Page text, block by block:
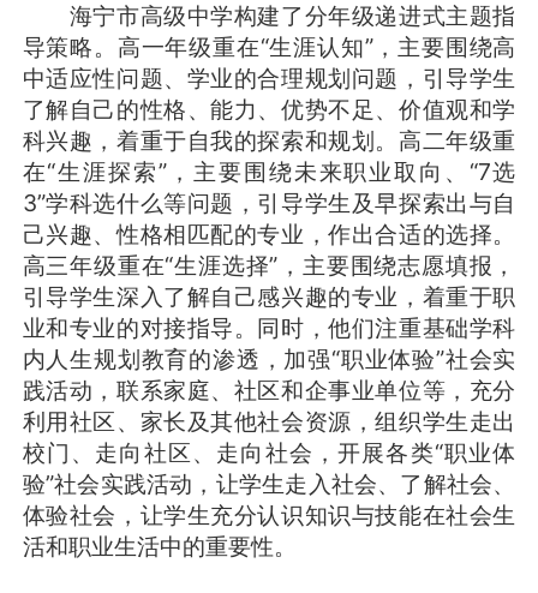
海宁市高级中学构建了分年级递进式主题指
导策略。高一年级重在“生涯认知”，主要围绕高
中适应性问题、学业的合理规划问题，引导学生
了解自己的性格、能力、优势不足、价值观和学
科兴趣，着重于自我的探索和规划。高二年级重
在“生涯探索”，主要围绕未来职业取向、“7选
3”学科选什么等问题，引导学生及早探索出与自
己兴趣、性格相匹配的专业，作出合适的选择。
高三年级重在“生涯选择”，主要围绕志愿填报，
引导学生深入了解自己感兴趣的专业，着重于职
业和专业的对接指导。同时，他们注重基础学科
内人生规划教育的渗透，加强“职业体验”社会实
践活动，联系家庭、社区和企事业单位等，充分
利用社区、家长及其他社会资源，组织学生走出
校门、走向社区、走向社会，开展各类“职业体
验”社会实践活动，让学生走入社会、了解社会、
体验社会，让学生充分认识知识与技能在社会生
活和职业生活中的重要性。